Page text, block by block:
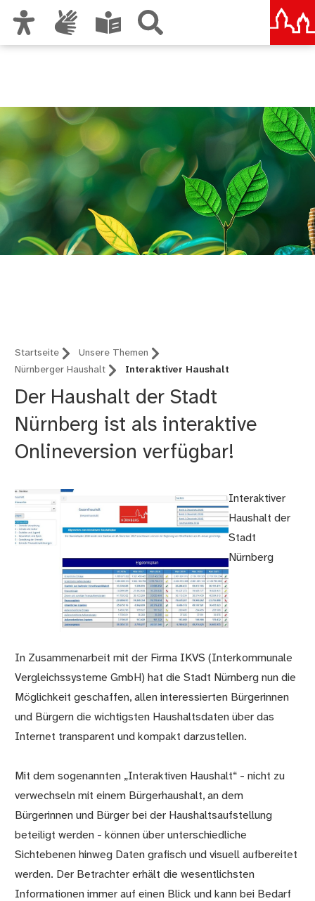
Startseite
Unsere Themen
Nürnberger Haushalt
Interaktiver Haushalt
Der Haushalt der Stadt
Nürnberg ist als interaktive
Onlineversion verfügbar!
Interaktiver
Haushalt der
Stadt
Nürnberg
In Zusammenarbeit mit der Firma IKVS (Interkommunale
Vergleichssysteme GmbH) hat die Stadt Nürnberg nun die
Möglichkeit geschaffen, allen interessierten Bürgerinnen
und Bürgern die wichtigsten Haushaltsdaten über das
Internet transparent und kompakt darzustellen.
Mit dem sogenannten „Interaktiven Haushalt“ - nicht zu
verwechseln mit einem Bürgerhaushalt, an dem
Bürgerinnen und Bürger bei der Haushaltsaufstellung
beteiligt werden - können über unterschiedliche
Sichtebenen hinweg Daten grafisch und visuell aufbereitet
werden. Der Betrachter erhält die wesentlichsten
Informationen immer auf einen Blick und kann bei Bedarf